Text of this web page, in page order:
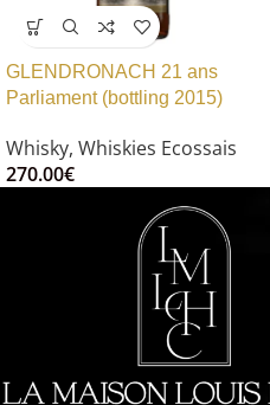
GLENDRONACH 21 ans
Parliament (bottling 2015)
Whisky, Whiskies Ecossais
270.00€